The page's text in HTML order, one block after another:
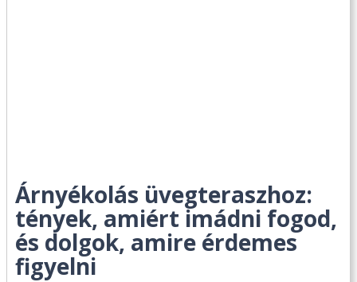
Árnyékolás üvegteraszhoz:
tények, amiért imádni fogod,
és dolgok, amire érdemes
figyelni